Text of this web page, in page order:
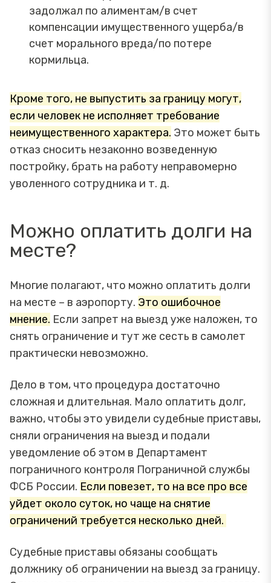
задолжал по алиментам/в счет
компенсации имущественного ущерба/в
счет морального вреда/по потере
кормильца.
Кроме того, не выпустить за границу могут,
если человек не исполняет требование
неимущественного характера. Это может быть
отказ сносить незаконно возведенную
постройку, брать на работу неправомерно
уволенного сотрудника и т. д.
Можно оплатить долги на
месте?
Многие полагают, что можно оплатить долги
на месте – в аэропорту. Это ошибочное
мнение. Если запрет на выезд уже наложен, то
снять ограничение и тут же сесть в самолет
практически невозможно.
Дело в том, что процедура достаточно
сложная и длительная. Мало оплатить долг,
важно, чтобы это увидели судебные приставы,
сняли ограничения на выезд и подали
уведомление об этом в Департамент
пограничного контроля Пограничной службы
ФСБ России. Если повезет, то на все про все
уйдет около суток, но чаще на снятие
ограничений требуется несколько дней.
Судебные приставы обязаны сообщать
должнику об ограничении на выезд за границу.